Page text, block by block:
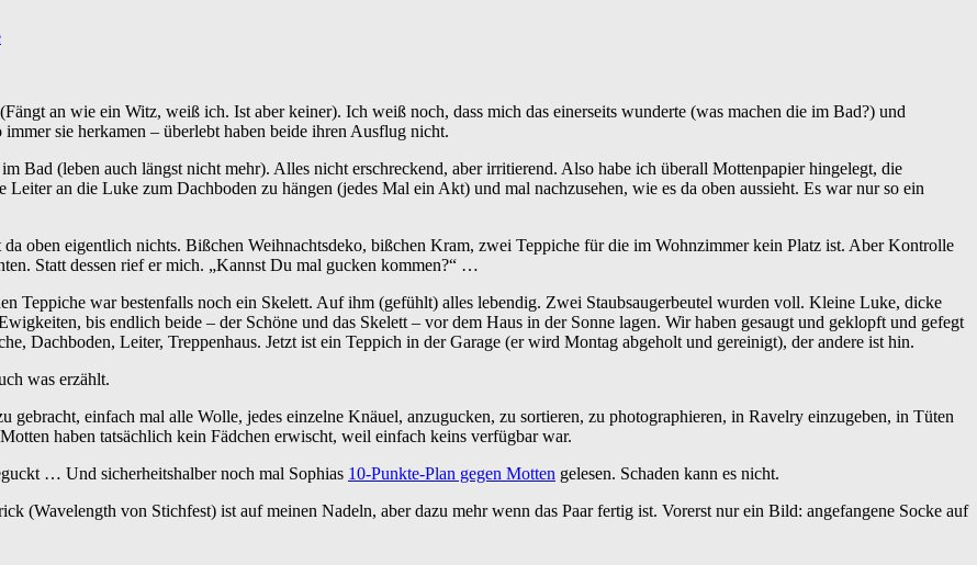
an wie ein Witz, weiß ich. Ist aber keiner). Ich weiß noch, dass mich das einerseits wunderte (was machen die im Bad?) und
sie herkamen – überlebt haben beide ihren Ausflug nicht.
Bad (leben auch längst nicht mehr). Alles nicht erschreckend, aber irritierend. Also habe ich überall Mottenpapier hingelegt, die
an die Luke zum Dachboden zu hängen (jedes Mal ein Akt) und mal nachzusehen, wie es da oben aussieht. Es war nur so ein
oben eigentlich nichts. Bißchen Weihnachtsdeko, bißchen Kram, zwei Teppiche für die im Wohnzimmer kein Platz ist. Aber Kontrolle
Statt dessen rief er mich. „Kannst Du mal gucken kommen?“ …
Teppiche war bestenfalls noch ein Skelett. Auf ihm (gefühlt) alles lebendig. Zwei Staubsaugerbeutel wurden voll. Kleine Luke, dicke
bis endlich beide – der Schöne und das Skelett – vor dem Haus in der Sonne lagen. Wir haben gesaugt und geklopft und gefegt
Dachboden, Leiter, Treppenhaus. Jetzt ist ein Teppich in der Garage (er wird Montag abgeholt und gereinigt), der andere ist hin.
was erzählt.
einfach mal alle Wolle, jedes einzelne Knäuel, anzugucken, zu sortieren, zu photographieren, in Ravelry einzugeben, in Tüten
haben tatsächlich kein Fädchen erwischt, weil einfach keins verfügbar war.
… Und sicherheitshalber noch mal Sophias 10-Punkte-Plan gegen Motten gelesen. Schaden kann es nicht.
(Wavelength von Stichfest) ist auf meinen Nadeln, aber dazu mehr wenn das Paar fertig ist. Vorerst nur ein Bild: angefangene Socke auf